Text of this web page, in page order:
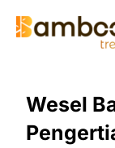
Wesel